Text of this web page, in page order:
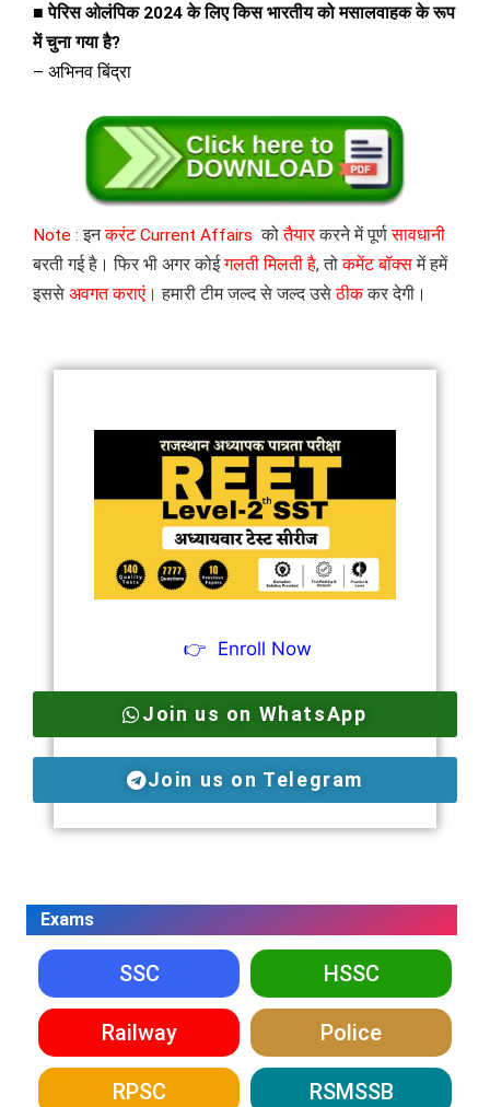
■ पेरिस ओलंपिक 2024 के लिए किस भारतीय को मसालवाहक के रूप
में चुना गया है?
– अभिनव बिंद्रा
Note : इनकरंट Current Affairs कोतैयारकरने में पूर्णसावधानी
बरती गई है। फिर भी अगर कोईगलती मिलती है, तोकमेंट बॉक्समें हमें
इससे अवगत कराएं। हमारी टीम जल्द से जल्द उसेठीककर देगी।
👉 Enroll Now
Join us on WhatsApp
Join us on Telegram
Exams
SSC HSSC
Railway Police
RPSC RSMSSB